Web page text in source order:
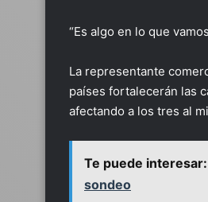
“Es algo en lo que
La representante
países fortalecerán las
afectando a los tres al
Te puede interesar:
sondeo